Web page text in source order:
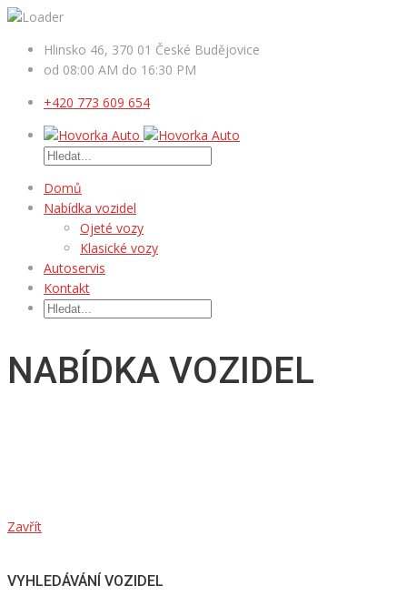
Hlinsko 46, 370 01 České Budějovice
od 08:00 AM do 16:30 PM
+420 773 609 654
Domů
Nabídka vozidel
Ojeté vozy
Klasické vozy
Autoservis
Kontakt
NABÍDKA VOZIDEL
Zavřít
VYHLEDÁVÁNÍ VOZIDEL